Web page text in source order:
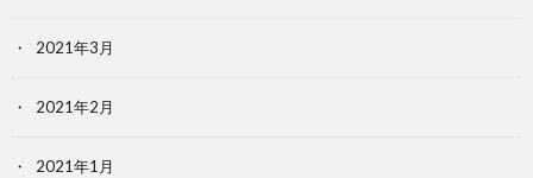
2021年3月
2021年2月
2021年1月